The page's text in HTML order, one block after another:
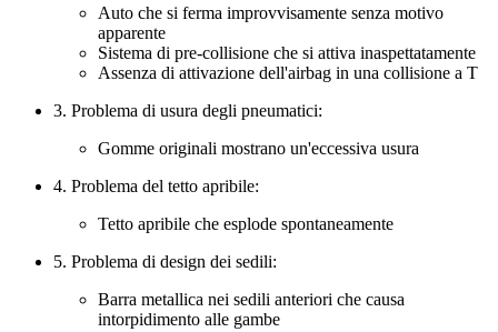
Auto che si ferma improvvisamente senza motivo
apparente
Sistema di pre-collisione che si attiva inaspettatamente
Assenza di attivazione dell'airbag in una collisione a T
3. Problema di usura degli pneumatici:
Gomme originali mostrano un'eccessiva usura
4. Problema del tetto apribile:
Tetto apribile che esplode spontaneamente
5. Problema di design dei sedili:
Barra metallica nei sedili anteriori che causa
intorpidimento alle gambe